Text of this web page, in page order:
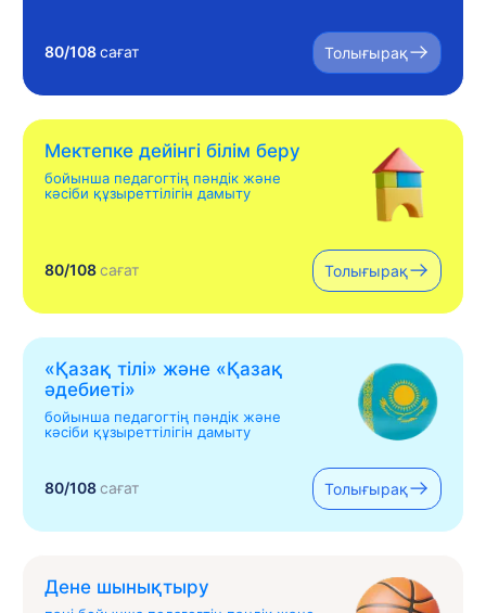
80/108сағат Толығырақ
Мектепке дейінгі білім беру
бойынша педагогтің пәндік және
кәсіби құзыреттілігін дамыту
80/108сағат Толығырақ
«Қазақ тілі» жəне «Қазақ
əдебиеті»
бойынша педагогтің пәндік және
кәсіби құзыреттілігін дамыту
80/108сағат Толығырақ
Дене шынықтыру